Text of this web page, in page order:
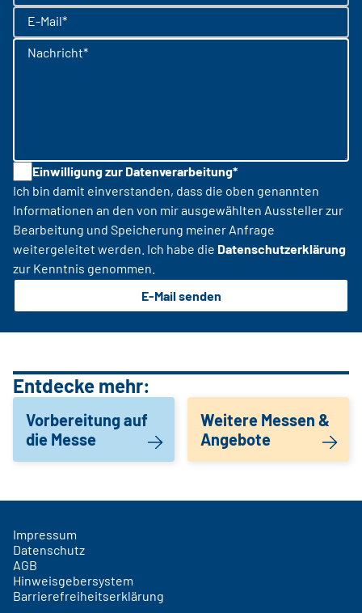
E-Mail*
Nachricht*
Einwilligung zur Datenverarbeitung*
Ich bin damit einverstanden, dass die oben genannten
Informationen an den von mir ausgewählten Aussteller zur
Bearbeitung und Speicherung meiner Anfrage
weitergeleitet werden. Ich habe die Datenschutzerklärung
zur Kenntnis genommen.
E-Mail senden
Entdecke mehr:
Vorbereitung auf
die Messe
Weitere Messen &
Angebote
Impressum
Datenschutz
AGB
Hinweisgebersystem
Barrierefreiheitserklärung